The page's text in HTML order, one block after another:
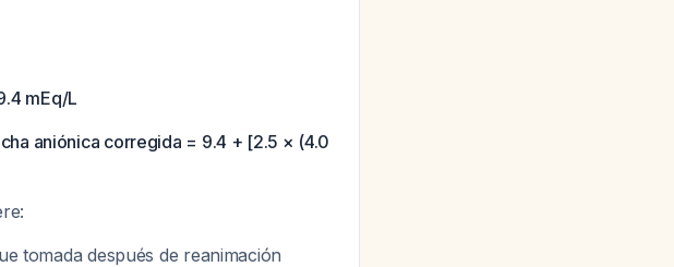
mEq/L
aniónica corregida = 9.4 + [2.5 × (4.0
tomada después de reanimación